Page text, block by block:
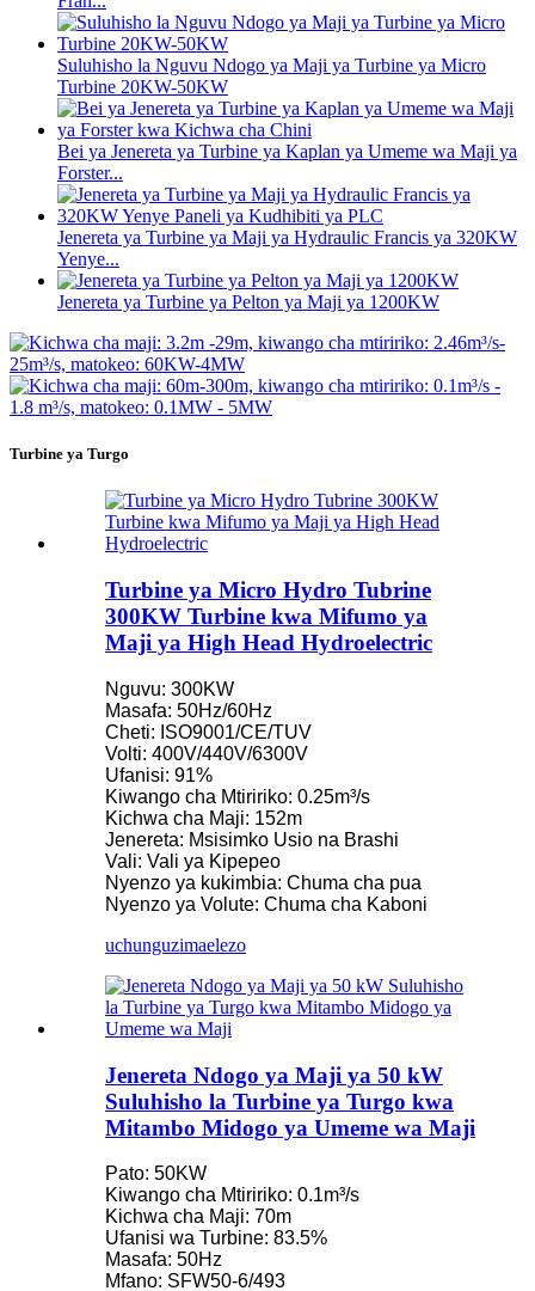
Suluhisho la Nguvu Ndogo ya Maji ya Turbine ya Micro
Turbine 20KW-50KW
Bei ya Jenereta ya Turbine ya Kaplan ya Umeme wa Maji ya
Forster...
Jenereta ya Turbine ya Maji ya Hydraulic Francis ya 320KW
Yenye...
Jenereta ya Turbine ya Pelton ya Maji ya 1200KW
Turbine ya Turgo
Turbine ya Micro Hydro Tubrine
300KW Turbine kwa Mifumo ya
Maji ya High Head Hydroelectric
Nguvu: 300KW
Masafa: 50Hz/60Hz
Cheti: ISO9001/CE/TUV
Volti: 400V/440V/6300V
Ufanisi: 91%
Kiwango cha Mtiririko: 0.25m³/s
Kichwa cha Maji: 152m
Jenereta: Msisimko Usio na Brashi
Vali: Vali ya Kipepeo
Nyenzo ya kukimbia: Chuma cha pua
Nyenzo ya Volute: Chuma cha Kaboni
uchunguzimaelezo
Jenereta Ndogo ya Maji ya 50 kW
Suluhisho la Turbine ya Turgo kwa
Mitambo Midogo ya Umeme wa Maji
Pato: 50KW
Kiwango cha Mtiririko: 0.1m³/s
Kichwa cha Maji: 70m
Ufanisi wa Turbine: 83.5%
Masafa: 50Hz
Mfano: SFW50-6/493